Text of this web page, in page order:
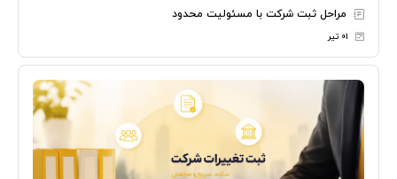
مراحل ثبت شرکت با مسئولیت محدود
۰۱ تیر